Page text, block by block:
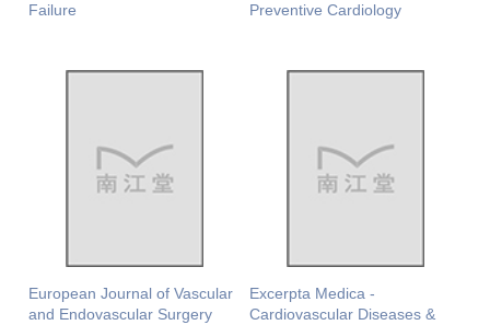
Failure
Preventive Cardiology
European Journal of Vascular
and Endovascular Surgery
Excerpta Medica -
Cardiovascular Diseases &